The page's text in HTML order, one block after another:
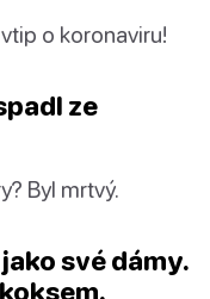
o koronaviru!
ze
Byl mrtvý.
své dámy.